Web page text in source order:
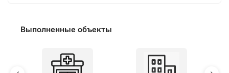
Выполненные объекты